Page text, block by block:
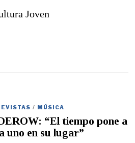
Joven
/ MÚSICA
“El tiempo pone a
uno en su lugar”